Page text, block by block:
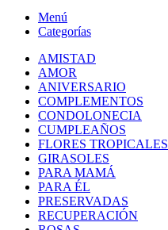
Menú
Categorías
AMISTAD
AMOR
ANIVERSARIO
COMPLEMENTOS
CONDOLONECIA
CUMPLEAÑOS
FLORES TROPICALES
GIRASOLES
PARA MAMÁ
PARA ÉL
PRESERVADAS
RECUPERACIÓN